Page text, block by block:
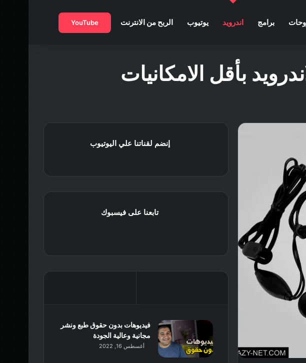
برامج اندرويد يوتيوب الربح من الانترنت YouTube
بأقل الامكانيات
إنضم لقناتنا علي اليوتيوب
تابعنا على فيسبوك
فيديوهات بدون حقوق طبع ونشر
مجانية وعالية الجودة
أغسطس 16, 2022